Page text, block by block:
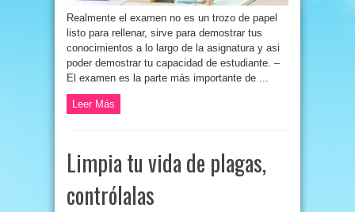
Realmente el examen no es un trozo de papel
listo para rellenar, sirve para demostrar tus
conocimientos a lo largo de la asignatura y asi
poder demostrar tu capacidad de estudiante. –
El examen es la parte más importante de ...
Leer Más
Limpia tu vida de plagas,
contrólalas